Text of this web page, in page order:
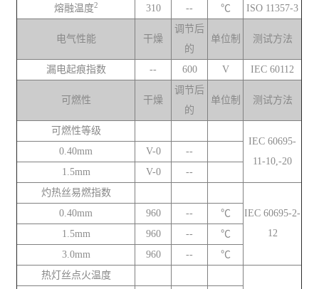
熔融温度2 310 -- ℃ ISO 11357-3
电气性能 干燥
调节后
的
单位制 测试方法
漏电起痕指数 -- 600 V IEC 60112
可燃性 干燥
调节后
的
单位制 测试方法
可燃性等级
IEC 60695-
11-10,-20
0.40mm V-0
--
1.5mm
V-0
--
灼热丝易燃指数
IEC 60695-2-
12
0.40mm 960 --
℃
1.5mm
960 --
℃
3.0mm
960 --
℃
热灯丝点火温度